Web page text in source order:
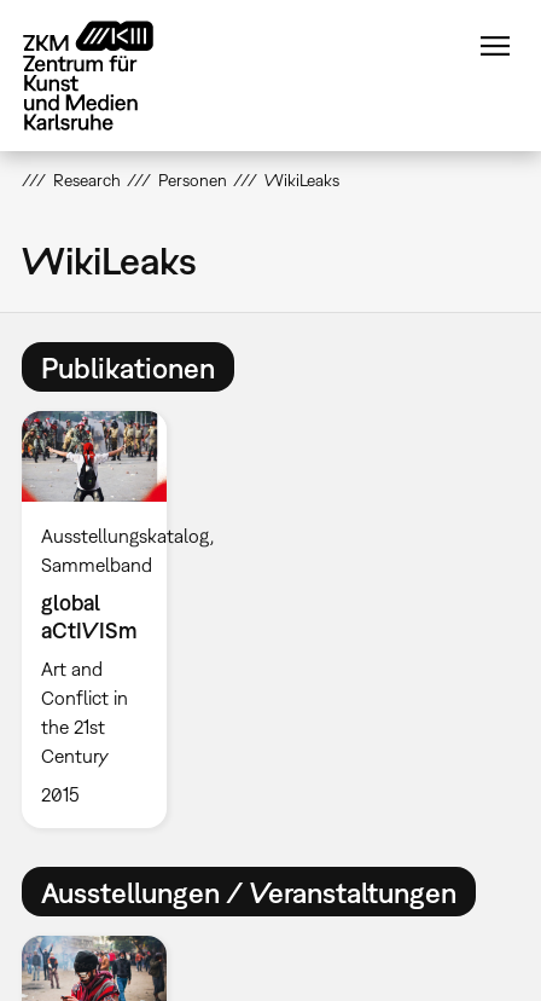
zum
Inhalt
Research Personen WikiLeaks
WikiLeaks
Publikationen
Ausstellungskatalog
Sammelband
global
aCtIVISm
Art and
Conflict in
the 21st
Century
2015
Ausstellungen / Veranstaltungen